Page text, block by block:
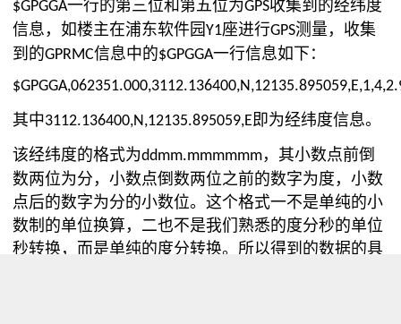
$GPGGA一行的第三位和第五位为GPS收集到的经纬度
信息，如楼主在浦东软件园Y1座进行GPS测量，收集
到的GPRMC信息中的$GPGGA一行信息如下：
其中3112.136400,N,12135.895059,E 即为经纬度信息。
该经纬度的格式为ddmm.mmmmmm，其小数点前倒
数两位为分，小数点倒数两位之前的数字为度，小数
点后的数字为分的小数位。这个格式一不是单纯的小
数制的单位换算，二也不是我们熟悉的度分秒的单位
秒转换，而是单纯的度分转换。所以得到的数据的具